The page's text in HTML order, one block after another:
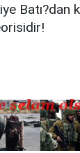
Batı?dan